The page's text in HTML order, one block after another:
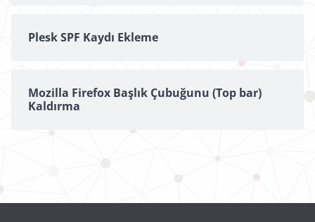
Plesk SPF Kaydı Ekleme
Mozilla Firefox Başlık Çubuğunu (Top bar)
Kaldırma